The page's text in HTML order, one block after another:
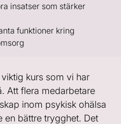
insatser som stärker
funktioner kring
kurs som vi har
Att flera medarbetare
inom psykisk ohälsa
en bättre trygghet. Det